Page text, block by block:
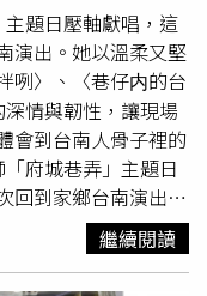
題日壓軸獻唱，這
演出。她以溫柔又堅
咧〉、〈巷仔内的台
情與韌性，讓現場
會到台南人骨子裡的
府城巷弄」主題日
回到家鄉台南演出。
以專輯《Suí 水》入
歌曲獎、最佳台語專
繼續閱讀